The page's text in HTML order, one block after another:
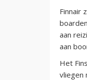
Finnair
aan
aan
Het
vliegen